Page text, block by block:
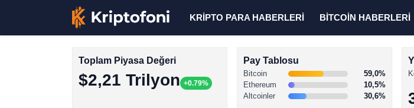
KRİPTO PARA HABERLERİ BİTCOİN HABERLERİ
Toplam Piyasa Değeri
$2,21 Trilyon +0.79%
Pay Tablosu
Bitcoin
59,0%
Ethereum
10,5%
Altcoinler
30,6%